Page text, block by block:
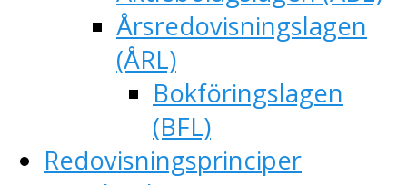
Årsredovisningslagen
(ÅRL)
Bokföringslagen
(BFL)
Redovisningsprinciper